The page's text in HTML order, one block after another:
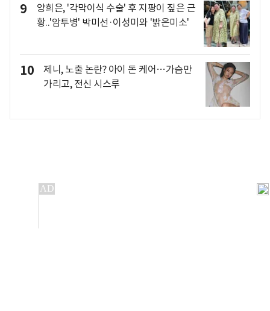
9
양희은, '각막이식 수술' 후 지팡이 짚은 근
황..'암투병' 박미선·이성미와 '밝은미소'
10
제니, 노출 논란? 아이 돈 케어…가슴만
가리고, 전신 시스루